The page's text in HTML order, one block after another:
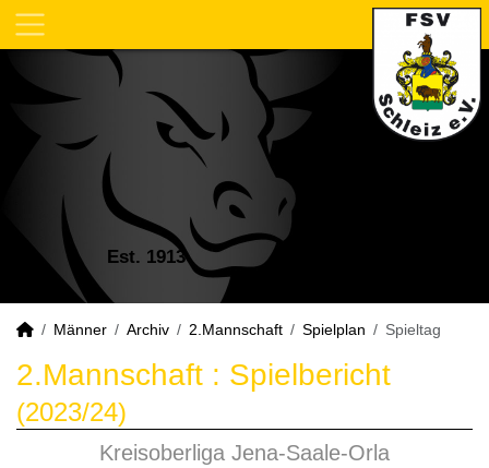
Est. 1913
Männer Archiv 2.Mannschaft Spielplan Spieltag
2.Mannschaft : Spielbericht
(2023/24)
Kreisoberliga Jena-Saale-Orla